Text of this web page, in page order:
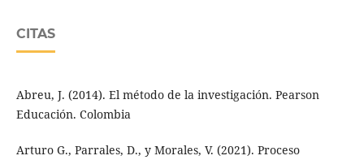
CITAS
Abreu, J. (2014). El método de la investigación. Pearson
Educación. Colombia
Arturo G., Parrales, D., y Morales, V. (2021). Proceso